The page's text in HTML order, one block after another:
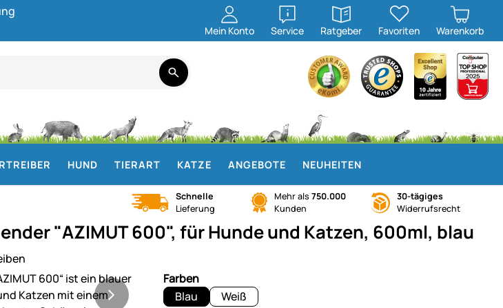
Mein Konto Service
öffnen
Ratgeber
öffnen
Favoriten Warenkorb
HUND TIERART KATZE ANGEBOTE NEUHEITEN
Schnelle
Lieferung
Mehr als 750.000
Kunden
30-tägiges
Widerrufsrecht
"AZIMUT 600", für Hunde und Katzen, 600ml, blau
Farben
Blau
Weiß